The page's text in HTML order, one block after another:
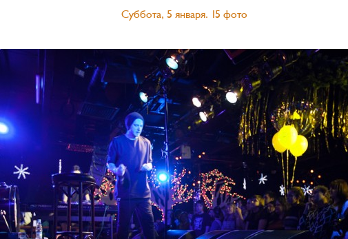
Суббота, 5 января. 15 фото